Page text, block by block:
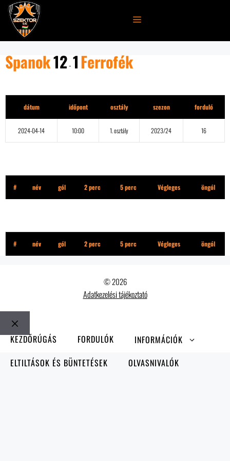
Kilépés
tartalomba
MENÜ
Spanok12-1Ferrofék
Részletek
dátum időpont osztály szezon forduló
2024-04-14 10:00 1. osztály 2023/24 16
# név gól 2 perc 5 perc Végleges öngól
# név gól 2 perc 5 perc Végleges öngól
© 2026
Adatkezelési tájékoztató
Bezár
KEZDŐRÚGÁS FORDULÓK
INFORMÁCIÓK
ELTILTÁSOK ÉS BÜNTETÉSEK
OLVASNIVALÓK